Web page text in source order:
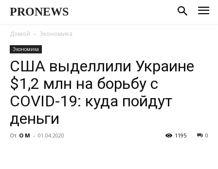
PRONEWS
Домой Экономика
Экономика
США выделлили Украине
$1,2 млн на борьбу с
COVID-19: куда пойдут
деньги
От О М - 01.04.2020 0
1195